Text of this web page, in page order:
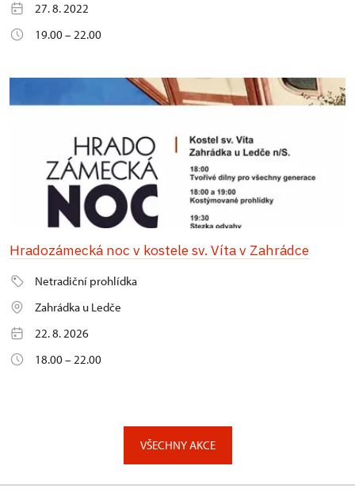
27. 8. 2022
19.00 – 22.00
Hradozámecká noc v kostele sv. Víta v Zahrádce
Netradiční prohlídka
Zahrádka u Ledče
22. 8. 2026
18.00 – 22.00
VŠECHNY AKCE